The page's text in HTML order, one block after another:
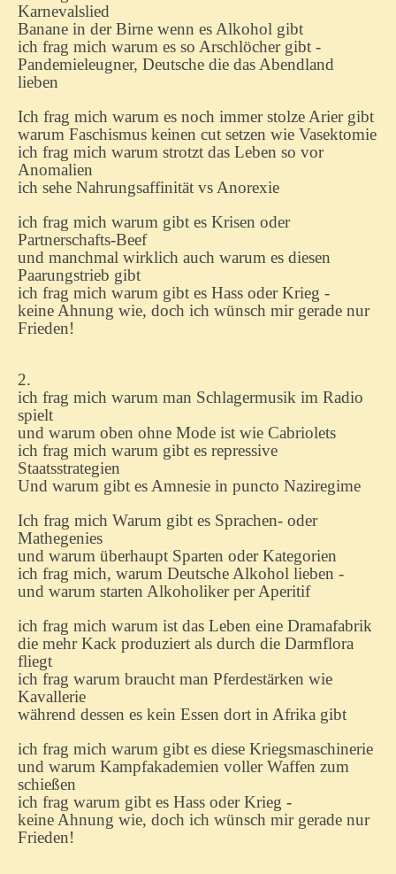
Karnevalslied
Banane in der Birne wenn es Alkohol gibt
ich frag mich warum es so Arschlöcher gibt -
Pandemieleugner, Deutsche die das Abendland
lieben
Ich frag mich warum es noch immer stolze Arier gibt
warum Faschismus keinen cut setzen wie Vasektomie
ich frag mich warum strotzt das Leben so vor
Anomalien
ich sehe Nahrungsaffinität vs Anorexie
ich frag mich warum gibt es Krisen oder
Partnerschafts-Beef
und manchmal wirklich auch warum es diesen
Paarungstrieb gibt
ich frag mich warum gibt es Hass oder Krieg -
keine Ahnung wie, doch ich wünsch mir gerade nur
Frieden!
2.
ich frag mich warum man Schlagermusik im Radio
spielt
und warum oben ohne Mode ist wie Cabriolets
ich frag mich warum gibt es repressive
Staatsstrategien
Und warum gibt es Amnesie in puncto Naziregime
Ich frag mich Warum gibt es Sprachen- oder
Mathegenies
und warum überhaupt Sparten oder Kategorien
ich frag mich, warum Deutsche Alkohol lieben -
und warum starten Alkoholiker per Aperitif
ich frag mich warum ist das Leben eine Dramafabrik
die mehr Kack produziert als durch die Darmflora
fliegt
ich frag warum braucht man Pferdestärken wie
Kavallerie
während dessen es kein Essen dort in Afrika gibt
ich frag mich warum gibt es diese Kriegsmaschinerie
und warum Kampfakademien voller Waffen zum
schießen
ich frag warum gibt es Hass oder Krieg -
keine Ahnung wie, doch ich wünsch mir gerade nur
Frieden!